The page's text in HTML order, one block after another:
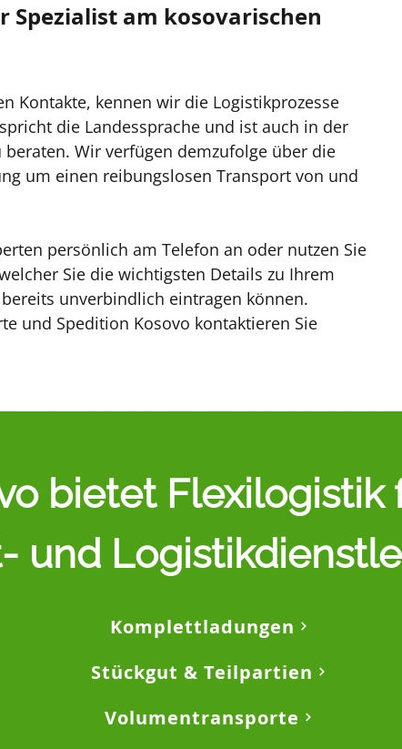
Spezialist am kosovarischen
Kontakte, kennen wir die Logistikprozesse
die Landessprache und ist auch in der
beraten. Wir verfügen demzufolge über die
um einen reibungslosen Transport von und
persönlich am Telefon an oder nutzen Sie
Sie die wichtigsten Details zu Ihrem
unverbindlich eintragen können.
und Spedition Kosovo kontaktieren Sie
bietet
und
Komplettladungen
Stückgut & Teilpartien
Volumentransporte